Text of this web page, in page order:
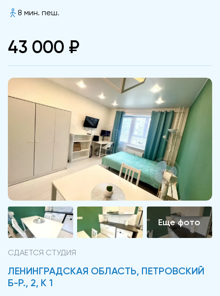
8 мин. пеш.
43 000 ₽
СДАЕТСЯ СТУДИЯ
ЛЕНИНГРАДСКАЯ ОБЛАСТЬ, ПЕТРОВСКИЙ
Б-Р., 2, К 1